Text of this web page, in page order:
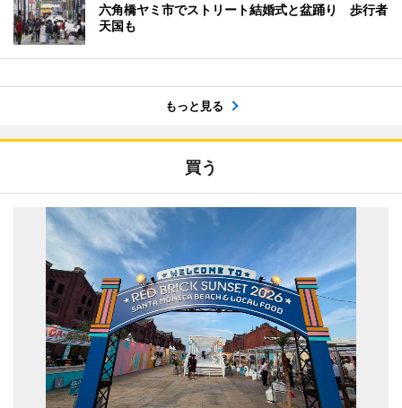
六角橋ヤミ市でストリート結婚式と盆踊り 歩行者
天国も
もっと見る
買う